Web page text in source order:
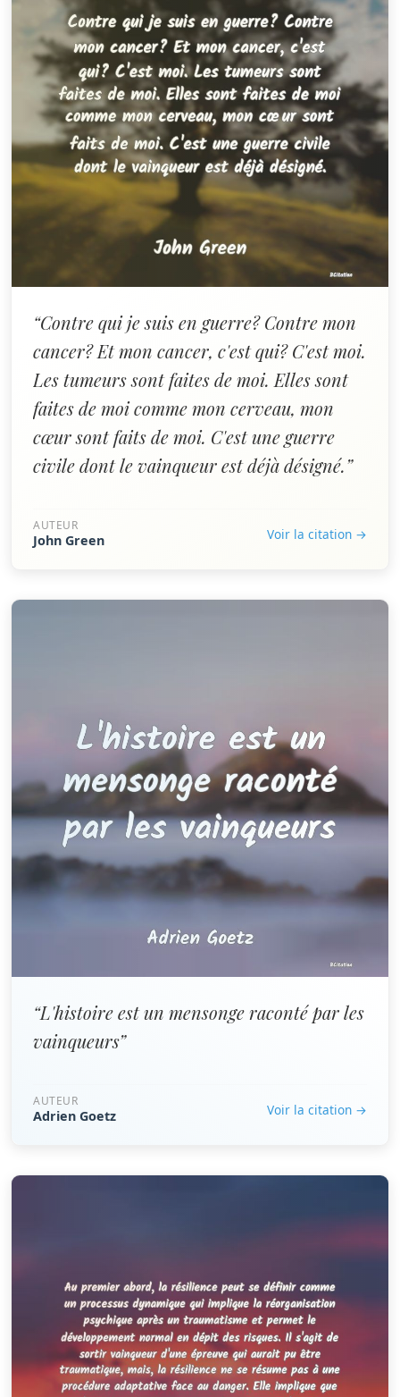
“Contre qui je suis en guerre? Contre mon
cancer? Et mon cancer, c'est qui? C'est moi.
Les tumeurs sont faites de moi. Elles sont
faites de moi comme mon cerveau, mon
cœur sont faits de moi. C'est une guerre
civile dont le vainqueur est déjà désigné.”
AUTEUR
John Green Voir la citation →
“L'histoire est un mensonge raconté par les
vainqueurs”
AUTEUR
Adrien Goetz Voir la citation →